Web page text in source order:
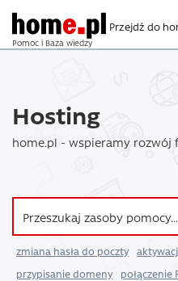
Pomoc i Baza wiedzy
Przejdź do
Hosting
home.pl - wspieramy rozwój
zmiana hasła do poczty
przypisanie domeny
połączenie